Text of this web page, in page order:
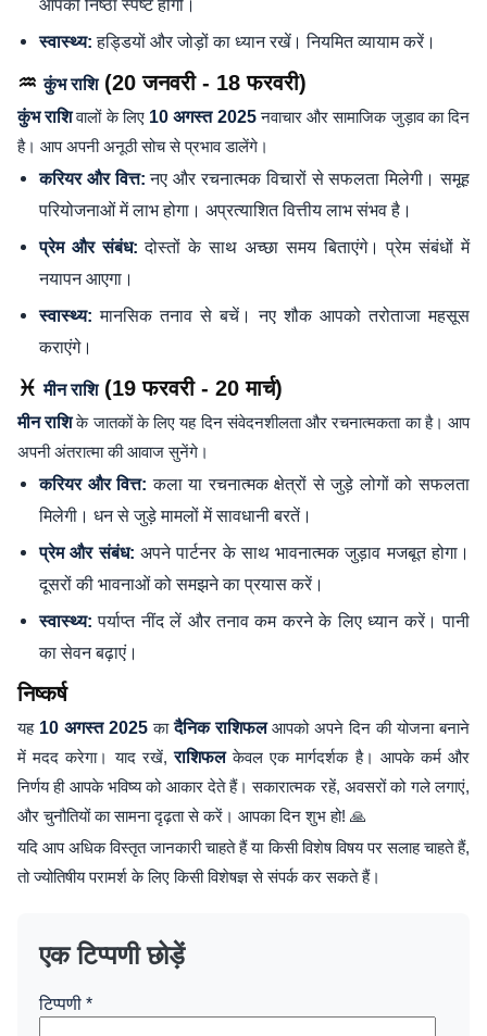
आपकी निष्ठा स्पष्ट होगी।
स्वास्थ्य: हड्डियों और जोड़ों का ध्यान रखें। नियमित व्यायाम करें।
♒कुंभ राशि(20 जनवरी - 18 फरवरी)
कुंभ राशिवालों के लिए 10 अगस्त 2025नवाचार और सामाजिक जुड़ाव का दिन
है। आप अपनी अनूठी सोच से प्रभाव डालेंगे।
करियर और वित्त: नए और रचनात्मक विचारों से सफलता मिलेगी। समूह
परियोजनाओं में लाभ होगा। अप्रत्याशित वित्तीय लाभ संभव है।
प्रेम और संबंध: दोस्तों के साथ अच्छा समय बिताएंगे। प्रेम संबंधों में
नयापन आएगा।
स्वास्थ्य: मानसिक तनाव से बचें। नए शौक आपको तरोताजा महसूस
कराएंगे।
♓मीन राशि(19 फरवरी - 20 मार्च)
मीन राशिके जातकों के लिए यह दिन संवेदनशीलता और रचनात्मकता का है। आप
अपनी अंतरात्मा की आवाज सुनेंगे।
करियर और वित्त: कला या रचनात्मक क्षेत्रों से जुड़े लोगों को सफलता
मिलेगी। धन से जुड़े मामलों में सावधानी बरतें।
प्रेम और संबंध: अपने पार्टनर के साथ भावनात्मक जुड़ाव मजबूत होगा।
दूसरों की भावनाओं को समझने का प्रयास करें।
स्वास्थ्य: पर्याप्त नींद लें और तनाव कम करने के लिए ध्यान करें। पानी
का सेवन बढ़ाएं।
निष्कर्ष
यह 10 अगस्त 2025कादैनिक राशिफलआपको अपने दिन की योजना बनाने
में मदद करेगा। याद रखें,राशिफलकेवल एक मार्गदर्शक है। आपके कर्म और
निर्णय ही आपके भविष्य को आकार देते हैं। सकारात्मक रहें, अवसरों को गले लगाएं,
और चुनौतियों का सामना दृढ़ता से करें। आपका दिन शुभ हो! 🙏
यदि आप अधिक विस्तृत जानकारी चाहते हैं या किसी विशेष विषय पर सलाह चाहते हैं,
तो ज्योतिषीय परामर्श के लिए किसी विशेषज्ञ से संपर्क कर सकते हैं।
एक टिप्पणी छोड़ें
टिप्पणी *